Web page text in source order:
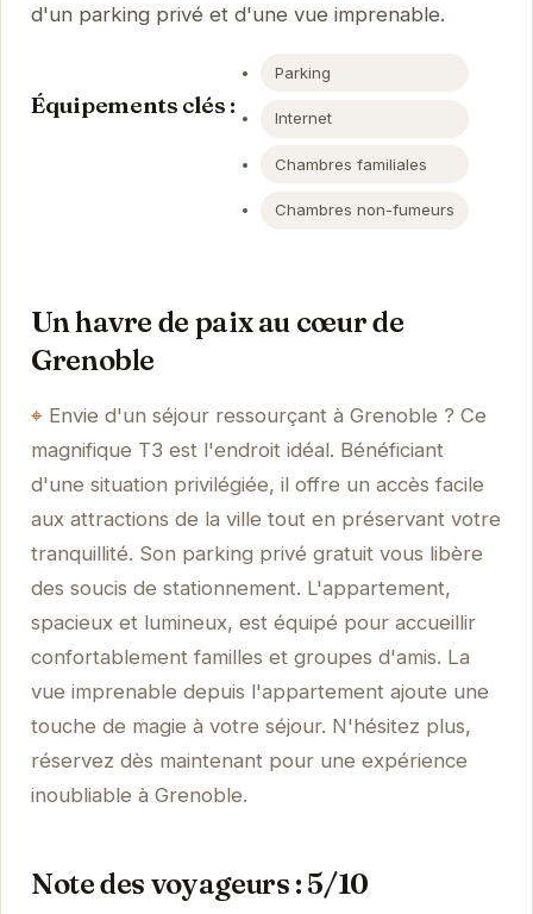
d'un parking privé et d'une vue imprenable.
Équipements clés :
Parking
Internet
Chambres familiales
Chambres non-fumeurs
Un havre de paix au cœur de
Grenoble
Envie d'un séjour ressourçant à Grenoble ? Ce
magnifique T3 est l'endroit idéal. Bénéficiant
d'une situation privilégiée, il offre un accès facile
aux attractions de la ville tout en préservant votre
tranquillité. Son parking privé gratuit vous libère
des soucis de stationnement. L'appartement,
spacieux et lumineux, est équipé pour accueillir
confortablement familles et groupes d'amis. La
vue imprenable depuis l'appartement ajoute une
touche de magie à votre séjour. N'hésitez plus,
réservez dès maintenant pour une expérience
inoubliable à Grenoble.
Note des voyageurs : 5/10